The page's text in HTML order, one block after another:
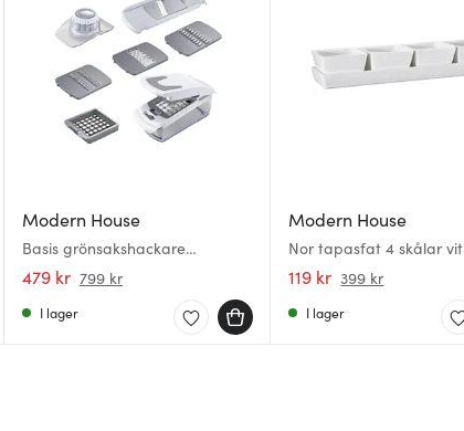
Modern House
Basis grönsakshackare
mandolin grå/vit
479 kr 799 kr
I lager
Modern House
Nor tapasfat 4 skålar vit
119 kr 399 kr
I lager